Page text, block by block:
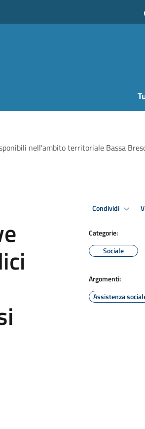
nell'ambito territoriale Bassa
Condividi
Categorie:
Sociale
Argomenti:
Assistenza